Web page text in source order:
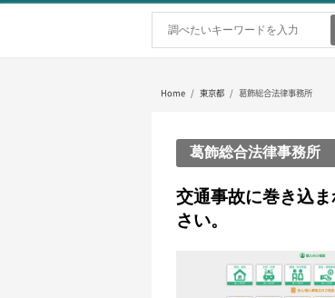
ホーム 弁護士を探す
Home / 東京都 / 葛飾総合法律事務所
葛飾総合法律事務所
交通事故に巻き込
さい。